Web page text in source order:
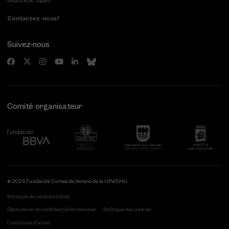
Contactez-nous!
Suivez-nous
Comité organisateur
© 2026 Fundación Cursos de Verano de la UPV/EHU
Politique de confidentialité
Déclaration de confidentialité étendue Politique des cookies
Conditions d'achat